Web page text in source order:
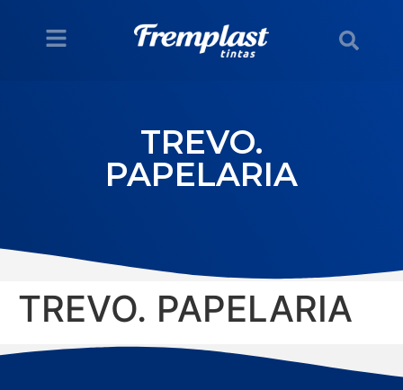
TREVO.
PAPELARIA
TREVO. PAPELARIA